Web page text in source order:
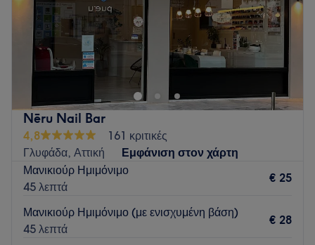
Κυριακή
Κλειστό
Go to venue
Nēru Nail Bar
4,8
161 κριτικές
Γλυφάδα, Αττική
Εμφάνιση στον χάρτη
Μανικιούρ Ημιμόνιμο
45 λεπτά
€ 25
Μανικιούρ Ημιμόνιμο (με ενισχυμένη βάση)
45 λεπτά
€ 28